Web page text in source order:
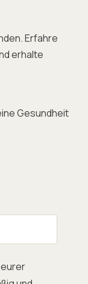
Erfahre
erhalte
Gesundheit